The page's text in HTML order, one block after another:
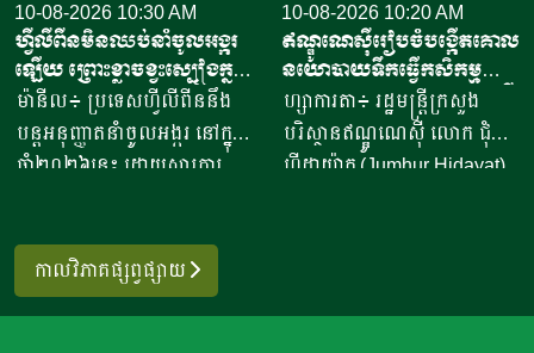
ពាណិជ្ជកម្មតាមព្រំដែន ដែល
សរុបបរិមាណអង្ករទាំងអស់មាន
ចំនួន៣លានតោន។ យោងតាម
សហព័ន្ធស្រូវអង្ករភូមា បានឱ្យ
ដឹងថា នៅក្នុងត្រីមាសទីមួយ
គិតពីខែមេសា ដល់ខែមិថុនា
០០០តោន ដោយទទួលបានប្រាក់
ចំណូលចំនួន១៦៧លានដុល្លារ។
ឡើងនៅថ្ងៃទី៨ ខែសីហា
ឆ្នាំ២០២៦នេះ ស្របតាមគំនិត
ផ្តួចរបស់ ឯកឧត្តម បណ្ឌិត កៅ
ថាច អគ្គនាយក​ធនាគារ​អភិវឌ្ឍន៍​
ជនបទ​និងកសិកម្ម​ (ARDB )
និង​ជាប្រធាន​សមាគមន៍​បណ្តាញ​
10-08-2026 10:30 AM
ហ្វីលីពីនមិនឈប់នាំចូលអង្ករ
ឡើយ ព្រោះខ្លាចខ្វះស្បៀងក្នុង
ស្រុក បង្កឡើងដោយ
បាតុភូតអែលនីញ៉ូ
ម៉ានីល៖ ប្រទេសហ្វីលីពីននឹង
បន្តអនុញ្ញាតនាំចូលអង្ករ នៅក្នុង
ឆ្នាំ២០២៦នេះ ដោយសារការ
បាតុភូតមហាអែលនីញ៉ូ (El
Niño) ដែលគេព្យាករណ៍ថា នឹង
10-08-2026 10:20 AM
ឥណ្ឌូណេស៊ីរៀបចំបង្កើតគោល
នយោបាយទឹកធ្វើកសិកម្ម
ដើម្បីការពារប្រភពទឹកក្រោមដី
ហ្សាការតា៖ រដ្ឋមន្ត្រីក្រសួង
បរិស្ថានឥណ្ឌូណេស៊ី លោក ជុំហ៊ួរ
ហ៊ីដាយ៉ាត (Jumhur Hidayat)
កាលវិភាគផ្សព្វផ្សាយ